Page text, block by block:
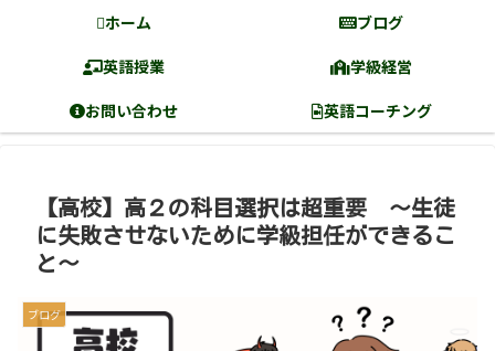
ホーム
ブログ
英語授業
学級経営
お問い合わせ
英語コーチング
【高校】高２の科目選択は超重要 〜生徒
に失敗させないために学級担任ができるこ
と〜
ブログ